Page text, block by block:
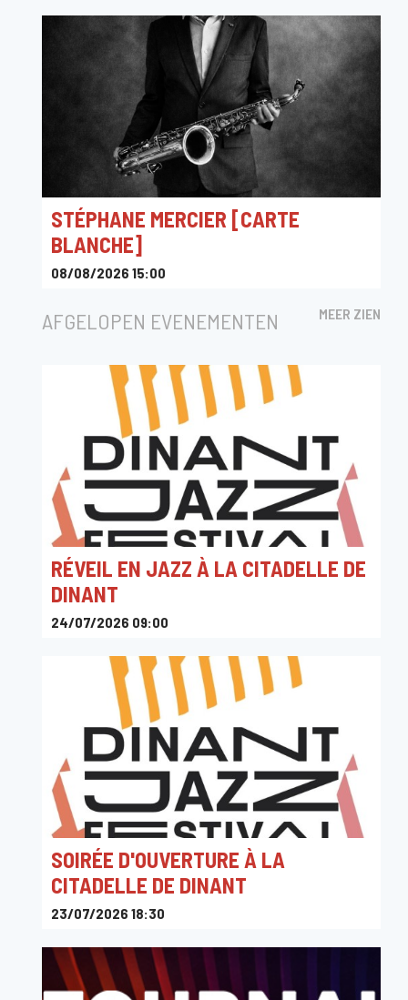
STÉPHANE MERCIER [CARTE
BLANCHE]
08/08/2026 15:00
AFGELOPEN EVENEMENTEN MEER ZIEN
RÉVEIL EN JAZZ À LA CITADELLE DE
DINANT
24/07/2026 09:00
SOIRÉE D'OUVERTURE À LA
CITADELLE DE DINANT
23/07/2026 18:30
Belgique